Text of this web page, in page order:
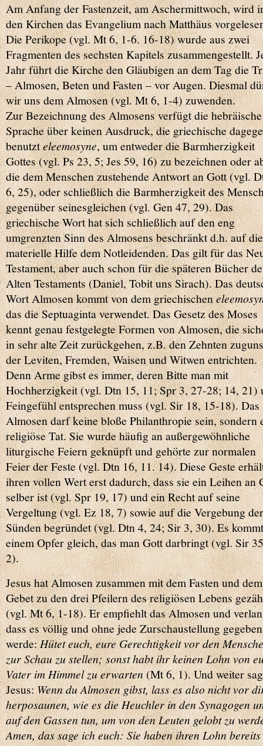
Am Anfang der Fastenzeit, am Aschermittwoch, wird
den Kirchen das Evangelium nach Matthäus
Die Perikope (vgl. Mt 6, 1-6. 16-18) wurde aus zwei
Fragmenten des sechsten Kapitels zusammengestellt.
Jahr führt die Kirche den Gläubigen an dem Tag die
– Almosen, Beten und Fasten – vor Augen. Diesmal
wir uns dem Almosen (vgl. Mt 6, 1-4) zuwenden.
Zur Bezeichnung des Almosens verfügt die hebräische
Sprache über keinen Ausdruck, die griechische
benutzteleemosyne, um entweder die Barmherzigkeit
Gottes (vgl. Ps 23, 5; Jes 59, 16) zu bezeichnen oder
die dem Menschen zustehende Antwort an Gott (vgl.
6, 25), oder schließlich die Barmherzigkeit des
gegenüber seinesgleichen (vgl. Gen 47, 29). Das
griechische Wort hat sich schließlich auf den eng
umgrenzten Sinn des Almosens beschränkt d.h. auf die
materielle Hilfe dem Notleidenden. Das gilt für das
Testament, aber auch schon für die späteren Bücher
Alten Testaments (Daniel, Tobit uns Sirach). Das
Wort Almosen kommt von dem griechischen
das die Septuaginta verwendet. Das Gesetz des Moses
kennt genau festgelegte Formen von Almosen, die
in sehr alte Zeit zurückgehen, z.B. den Zehnten
der Leviten, Fremden, Waisen und Witwen entrichten.
Denn Arme gibst es immer, deren Bitte man mit
Hochherzigkeit (vgl. Dtn 15, 11; Spr 3, 27-28; 14, 21)
Feingefühl entsprechen muss (vgl. Sir 18, 15-18). Das
Almosen darf keine bloße Philanthropie sein, sondern
religiöse Tat. Sie wurde häufig an außergewöhnliche
liturgische Feiern geknüpft und gehörte zur normalen
Feier der Feste (vgl. Dtn 16, 11. 14). Diese Geste
ihren vollen Wert erst dadurch, dass sie ein Leihen an
selber ist (vgl. Spr 19, 17) und ein Recht auf seine
Vergeltung (vgl. Ez 18, 7) sowie auf die Vergebung der
Sünden begründet (vgl. Dtn 4, 24; Sir 3, 30). Es kommt
einem Opfer gleich, das man Gott darbringt (vgl. Sir
2).
Jesus hat Almosen zusammen mit dem Fasten und dem
Gebet zu den drei Pfeilern des religiösen Lebens
(vgl. Mt 6, 1-18). Er empfiehlt das Almosen und
dass es völlig und ohne jede Zurschaustellung gegeben
werde:Hütet euch, eure Gerechtigkeit vor den
zur Schau zu stellen; sonst habt ihr keinen Lohn von
Vater im Himmel zu erwarten(Mt 6, 1). Und weiter
Jesus: Wenn du Almosen gibst, lass es also nicht vor
herposaunen, wie es die Heuchler in den Synagogen
auf den Gassen tun, um von den Leuten gelobt zu
Amen, das sage ich euch: Sie haben ihren Lohn bereits